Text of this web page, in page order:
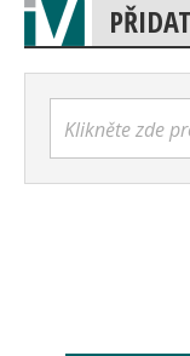
Klikněte zde